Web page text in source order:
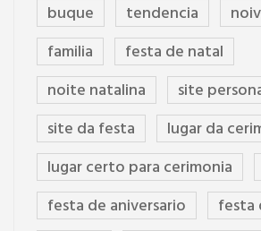
buque
tendencia
familia
festa de natal
noite natalina
site
site da festa
lugar da
lugar certo para cerimonia
festa de aniversario
festa